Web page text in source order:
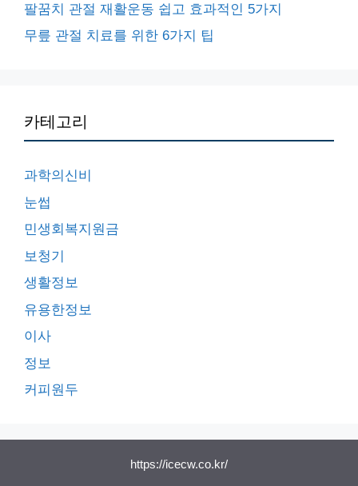
팔꿈치 관절 재활운동 쉽고 효과적인 5가지
무릎 관절 치료를 위한 6가지 팁
카테고리
과학의신비
눈썹
민생회복지원금
보청기
생활정보
유용한정보
이사
정보
커피원두
https://icecw.co.kr/